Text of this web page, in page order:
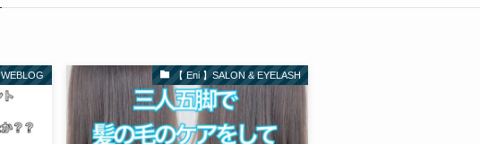
WEBLOG 【 Eni 】SALON & EYELASH